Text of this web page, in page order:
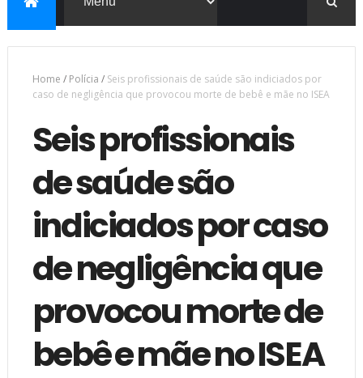
Home / Polícia / Seis profissionais de saúde são indiciados por
caso de negligência que provocou morte de bebê e mãe no ISEA
Seis profissionais
de saúde são
indiciados por caso
de negligência que
provocou morte de
bebê e mãe no ISEA